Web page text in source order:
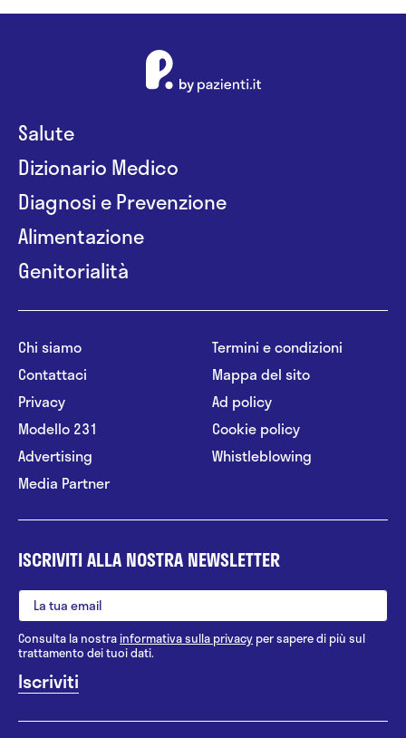
Salute
Dizionario Medico
Diagnosi e Prevenzione
Alimentazione
Genitorialità
Chi siamo
Contattaci
Privacy
Modello 231
Advertising
Media Partner
Termini e condizioni
Mappa del sito
Ad policy
Cookie policy
Whistleblowing
ISCRIVITI ALLA NOSTRA NEWSLETTER
Consulta la nostrainformativa sulla privacy per sapere di più sul
trattamento dei tuoi dati.